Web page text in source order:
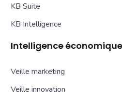
KB Suite
KB Intelligence
Intelligence économique
Veille marketing
Veille innovation